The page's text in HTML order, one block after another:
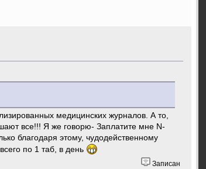
медицинских журналов. А то,
все!!! Я же говорю- Заплатите мне N-
благодаря этому, чудодейственному
по 1 таб, в день
Записан